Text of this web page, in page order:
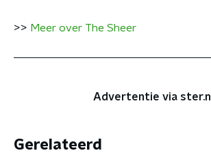
>> Meer over The Sheer
Advertentie via ster.nl
Gerelateerd